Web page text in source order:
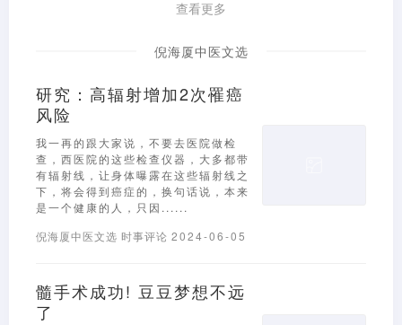
查看更多
倪海厦中医文选
研究：高辐射增加2次罹癌
风险
我一再的跟大家说，不要去医院做检
查，西医院的这些检查仪器，大多都带
有辐射线，让身体曝露在这些辐射线之
下，将会得到癌症的，换句话说，本来
是一个健康的人，只因......
倪海厦中医文选 时事评论 2024-06-05
髓手术成功! 豆豆梦想不远
了